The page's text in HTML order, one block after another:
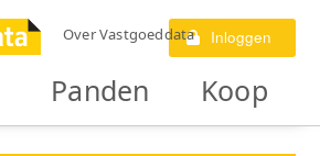
Over Vastgoeddata Inloggen
Panden Koop